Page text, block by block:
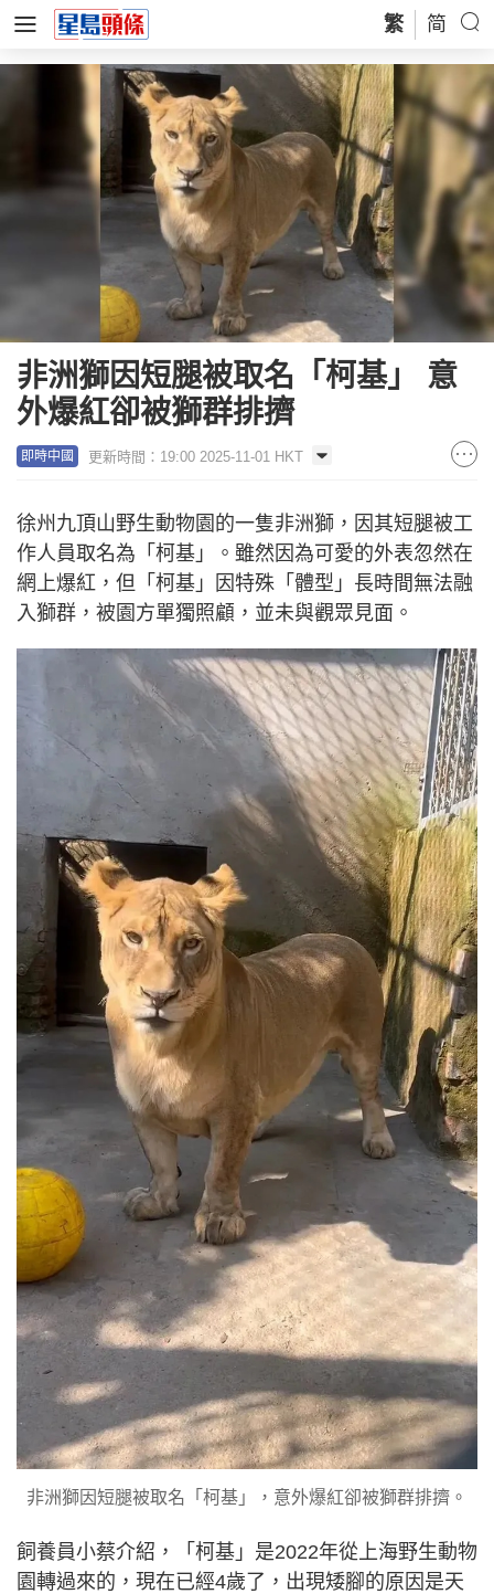
繁 简
非洲獅因短腿被取名「柯基」 意
外爆紅卻被獅群排擠
即時中國 更新時間：19:00 2025-11-01 HKT
徐州九頂山野生動物園的一隻非洲獅，因其短腿被工
作人員取名為「柯基」。雖然因為可愛的外表忽然在
網上爆紅，但「柯基」因特殊「體型」長時間無法融
入獅群，被園方單獨照顧，並未與觀眾見面。
非洲獅因短腿被取名「柯基」，意外爆紅卻被獅群排擠。
飼養員小蔡介紹，「柯基」是2022年從上海野生動物
園轉過來的，現在已經4歲了，出現矮腳的原因是天